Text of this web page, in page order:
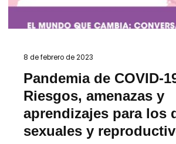
8 de febrero de 2023
Pandemia de COVID-
Riesgos, amenazas y
aprendizajes para los
sexuales y